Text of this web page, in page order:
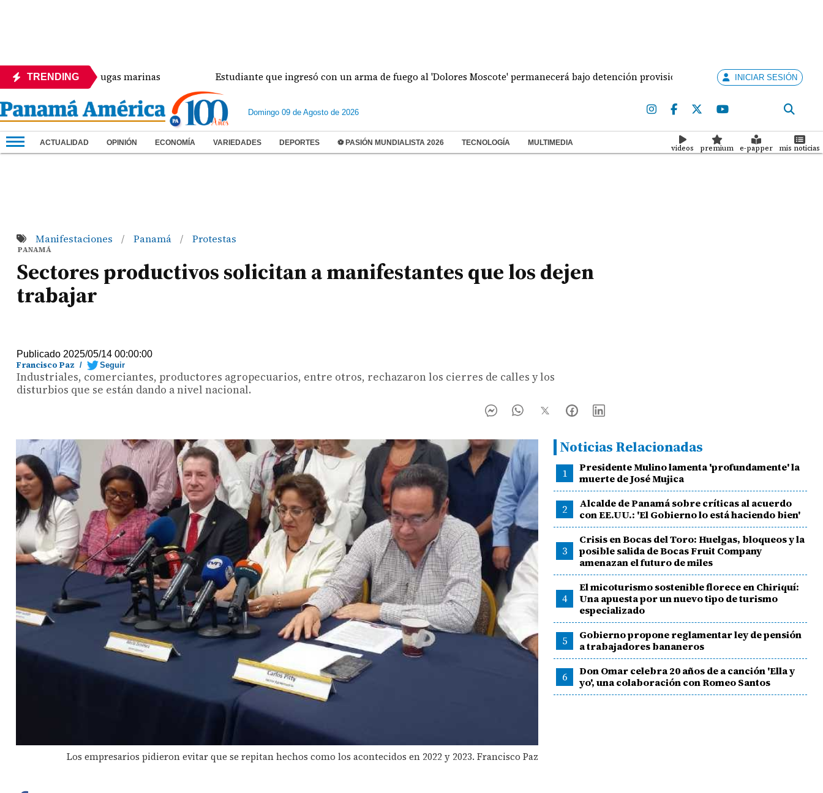
TRENDING
de las tortugas marinas Estudiante que ingresó con un arma de fuego al 'Dolores Moscote' permanecerá bajo detención provisional Levantan nuevo
INICIAR SESIÓN
Domingo 09 de Agosto de 2026
ACTUALIDAD OPINIÓN ECONOMÍA VARIEDADES DEPORTES ⚽ PASIÓN MUNDIALISTA 2026 TECNOLOGÍA MULTIMEDIA
videos premium e-papper mis noticias
Manifestaciones / Panamá / Protestas
PANAMÁ
Sectores productivos solicitan a manifestantes que los dejen
trabajar
Publicado 2025/05/14 00:00:00
Francisco Paz / Seguir
Industriales, comerciantes, productores agropecuarios, entre otros, rechazaron los cierres de calles y los
disturbios que se están dando a nivel nacional.
Los empresarios pidieron evitar que se repitan hechos como los acontecidos en 2022 y 2023. Francisco Paz
Noticias Relacionadas
1
Presidente Mulino lamenta 'profundamente' la
muerte de José Mujica
2
Alcalde de Panamá sobre críticas al acuerdo
con EE.UU.: 'El Gobierno lo está haciendo bien'
3
Crisis en Bocas del Toro: Huelgas, bloqueos y la
posible salida de Bocas Fruit Company
amenazan el futuro de miles
4
El micoturismo sostenible florece en Chiriquí:
Una apuesta por un nuevo tipo de turismo
especializado
5
Gobierno propone reglamentar ley de pensión
a trabajadores bananeros
6
Don Omar celebra 20 años de a canción 'Ella y
yo', una colaboración con Romeo Santos